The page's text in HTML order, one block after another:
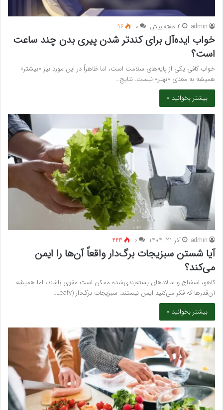
admin 4 هفته پیش ۰ 96
خواب ایده‌آل برای کندتر شدن پیری بدن چند ساعت
است؟
خواب کافی یکی از پایه‌های سلامت است، اما ظاهراً در این مورد نیز «بیشتر»
همیشه به معنای «بهتر» نیست. نتایج…
بیشتر بخوانید »
admin آذر 21, 1404 ۰ 443
آیا شستن سبزیجات برگ‌دار واقعاً آن‌ها را ایمن
می‌کند؟
کاهو، اسفناج و سالادهای بسته‌بندی‌شده ممکن است مقوی باشند، اما همیشه
آن‌قدرها که فکر می‌کنید ایمن نیستند. سبزیجات برگ‌دار (Leafy…
بیشتر بخوانید »